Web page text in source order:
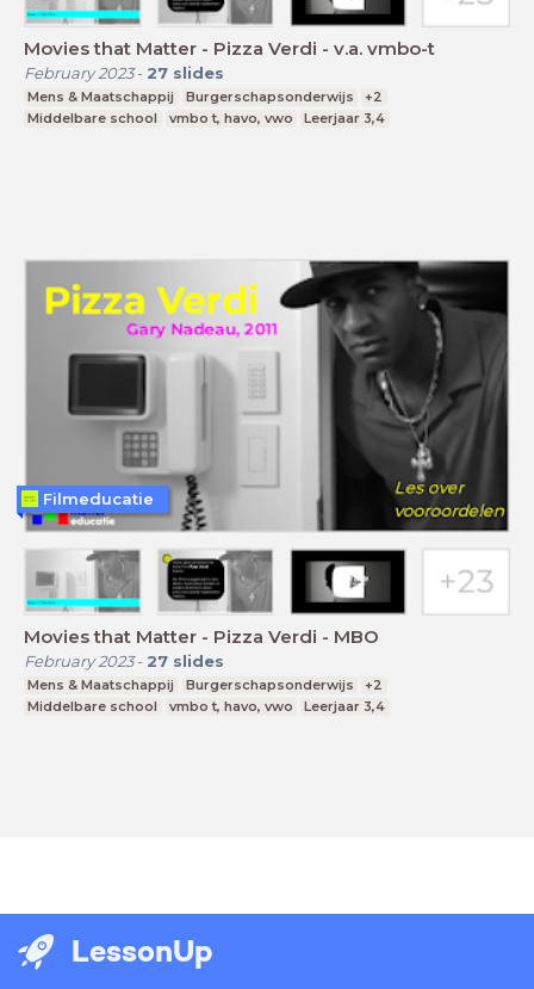
Movies that Matter - Pizza Verdi - v.a. vmbo-t
February 2023- 27 slides
Mens & Maatschappij Burgerschapsonderwijs
+2
Middelbare school
vmbo t, havo, vwo Leerjaar 3,4
Movies that Matter - Pizza Verdi - MBO
February 2023- 27 slides
Mens & Maatschappij Burgerschapsonderwijs
+2
Middelbare school
vmbo t, havo, vwo Leerjaar 3,4
Filmeducatie
LessonUp